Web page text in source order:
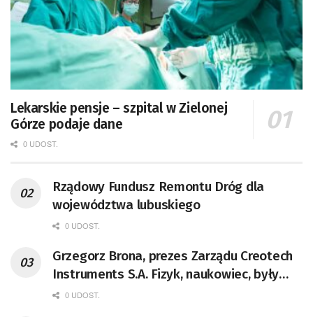
Lekarskie pensje – szpital w Zielonej
Górze podaje dane
0 UDOST.
Rządowy Fundusz Remontu Dróg dla
województwa lubuskiego
0 UDOST.
Grzegorz Brona, prezes Zarządu Creotech
Instruments S.A. Fizyk, naukowiec, były
pracownik CERN w Genewie,
0 UDOST.